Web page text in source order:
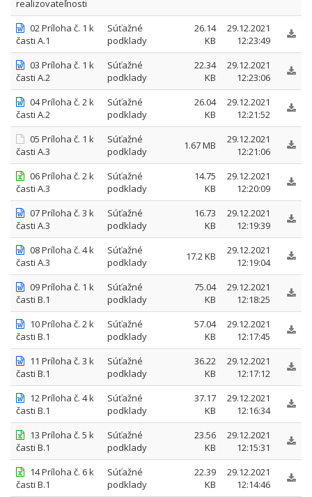
realizovateľnosti
02 Príloha č. 1 k
časti A.1
Súťažné
podklady
26.14
KB
29.12.2021
12:23:49
03 Príloha č. 1 k
časti A.2
Súťažné
podklady
22.34
KB
29.12.2021
12:23:06
04 Príloha č. 2 k
časti A.2
Súťažné
podklady
26.04
KB
29.12.2021
12:21:52
05 Príloha č. 1 k
časti A.3
Súťažné
podklady
1.67 MB
29.12.2021
12:21:06
06 Príloha č. 2 k
časti A.3
Súťažné
podklady
14.75
KB
29.12.2021
12:20:09
07 Príloha č. 3 k
časti A.3
Súťažné
podklady
16.73
KB
29.12.2021
12:19:39
08 Príloha č. 4 k
časti A.3
Súťažné
podklady
17.2 KB
29.12.2021
12:19:04
09 Príloha č. 1 k
časti B.1
Súťažné
podklady
75.04
KB
29.12.2021
12:18:25
10 Príloha č. 2 k
časti B.1
Súťažné
podklady
57.04
KB
29.12.2021
12:17:45
11 Príloha č. 3 k
časti B.1
Súťažné
podklady
36.22
KB
29.12.2021
12:17:12
12 Príloha č. 4 k
časti B.1
Súťažné
podklady
37.17
KB
29.12.2021
12:16:34
13 Príloha č. 5 k
časti B.1
Súťažné
podklady
23.56
KB
29.12.2021
12:15:31
14 Príloha č. 6 k
časti B.1
Súťažné
podklady
22.39
KB
29.12.2021
12:14:46